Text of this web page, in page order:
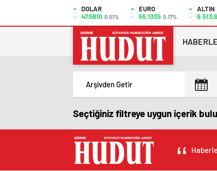
DOLAR
47,5810 0.01%
EURO
55,1335 0.17%
ALTIN
Seçtiğiniz filtreye uygun içerik